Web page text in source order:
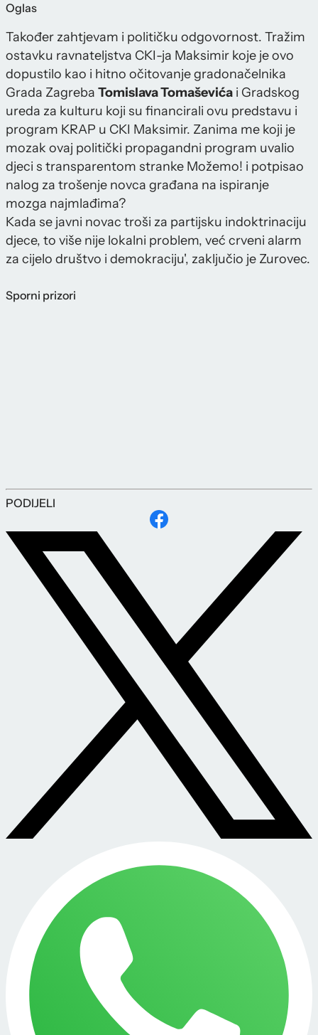
Oglas
Također zahtjevam i političku odgovornost. Tražim
ostavku ravnateljstva CKI-ja Maksimir koje je ovo
dopustilo kao i hitno očitovanje gradonačelnika
Grada Zagreba Tomislava Tomaševića i Gradskog
ureda za kulturu koji su financirali ovu predstavu i
program KRAP u CKI Maksimir. Zanima me koji je
mozak ovaj politički propagandni program uvalio
djeci s transparentom stranke Možemo! i potpisao
nalog za trošenje novca građana na ispiranje
mozga najmlađima?
Kada se javni novac troši za partijsku indoktrinaciju
djece, to više nije lokalni problem, već crveni alarm
za cijelo društvo i demokraciju', zaključio je Zurovec.
Sporni prizori
PODIJELI